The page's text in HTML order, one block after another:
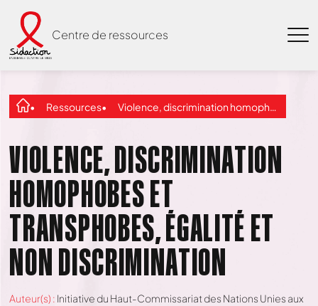
Centre de ressources
Ressources Violence, discrimination homophobes et transphobes, égalité et non discrimination
VIOLENCE, DISCRIMINATION
HOMOPHOBES ET
TRANSPHOBES, ÉGALITÉ ET
NON DISCRIMINATION
Auteur(s) : Initiative du Haut-Commissariat des Nations Unies aux